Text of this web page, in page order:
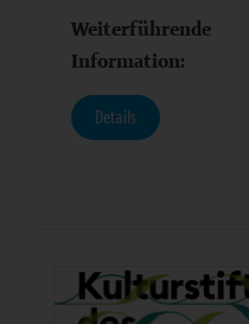
Weiterführende
Information:
Details